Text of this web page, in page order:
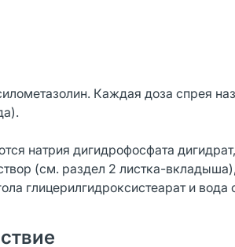
Каждая доза спрея
натрия дигидрофосфата
(см. раздел 2 листка-
глицерилгидроксистеарат и вода